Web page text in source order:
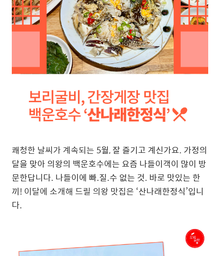
쾌청한 날씨가 계속되는 5월,잘 즐기고 계신가요. 가정의
달을 맞아 의왕의 백운호수에는 요즘 나들이객이 많이 방
문한답니다. 나들이에 빠.질.수 없는 것. 바로 맛있는 한
끼! 이달에 소개해 드릴 의왕 맛집은 ‘산나래한정식’입니
다.